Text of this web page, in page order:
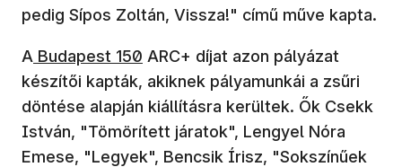
pedig Sípos Zoltán, Vissza!" című műve kapta.
A Budapest 150 ARC+ díjat azon pályázat
készítői kapták, akiknek pályamunkái a zsűri
döntése alapján kiállításra kerültek. Ők Csekk
István, "Tömörített járatok", Lengyel Nóra
Emese, "Legyek", Bencsik Írisz, "Sokszínűek